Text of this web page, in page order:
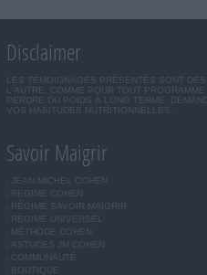
Disclaimer
LES TÉMOIGNAGES PRÉSENTÉS SONT
L'AUTRE. COMME POUR TOUT
PERDRE DU POIDS À LONG TERME.
VOS HABITUDES NUTRITIONNELLES.
Savoir Maigrir
JEAN-MICHEL COHEN
RÉGIME COHEN
RÉGIME SAVOIR MAIGRIR
RÉGIME UNIVERSEL
ASTUCES JM COHEN
COMMUNAUTÉ